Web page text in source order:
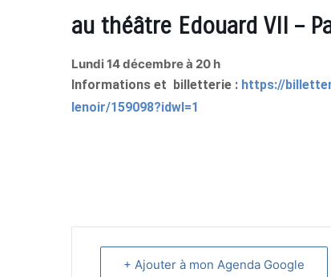
au théâtre Edouard VII –
Lundi 14 décembre à 20 h
Informations et billetterie : https://
lenoir/159098?idwl=1
+ Ajouter à mon Agenda Google